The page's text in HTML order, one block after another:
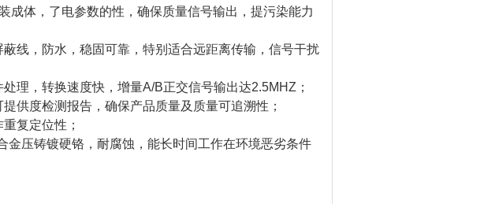
成体，了电参数的性，确保质量信号输出，提污染能力
线，防水，稳固可靠，特别适合远距离传输，信号干扰
理，转换速度快，增量A/B正交信号输出达2.5MHZ；
供度检测报告，确保产品质量及质量可追溯性；
复定位性；
金压铸镀硬铬，耐腐蚀，能长时间工作在环境恶劣条件